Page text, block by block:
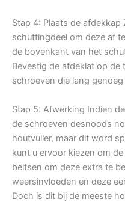
Stap 4: Plaats de
schuttingdeel om deze af
de bovenkant van het
Bevestig de afdeklat op de
schroeven die lang genoeg
Stap 5: Afwerking Indien
de schroeven desnoods
houtvuller, maar dit word
kunt u ervoor kiezen om
beitsen om deze extra te
weersinvloeden en deze
Doch is dit bij de meeste